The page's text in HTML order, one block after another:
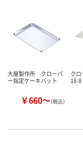
大屋製作所 クローバ
ー指定ケーキバット
￥660～（税込）
クロ
18-8